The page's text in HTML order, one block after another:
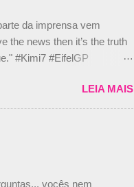
da imprensa vem
the news then it’s the truth
#Kimi7 #EifelGP
mate? 🙌 Over to you,
2020 Beijinhos, Ludy
LEIA MAIS
vocês nem